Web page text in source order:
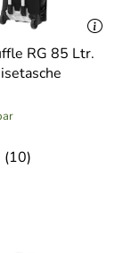
RG 85 Ltr.
(10)